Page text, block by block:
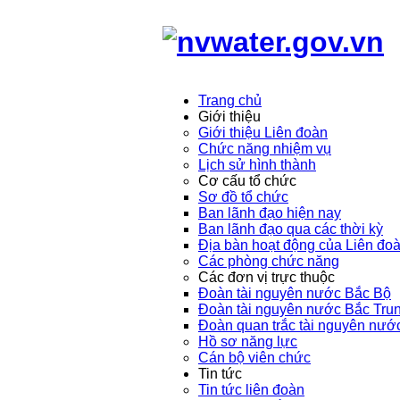
Trang chủ
Giới thiệu
Giới thiệu Liên đoàn
Chức năng nhiệm vụ
Lịch sử hình thành
Cơ cấu tổ chức
Sơ đồ tổ chức
Ban lãnh đạo hiện nay
Ban lãnh đạo qua các thời kỳ
Địa bàn hoạt động của Liên
Các phòng chức năng
Các đơn vị trực thuộc
Đoàn tài nguyên nước Bắc Bộ
Đoàn tài nguyên nước Bắc
Đoàn quan trắc tài nguyên
Hồ sơ năng lực
Cán bộ viên chức
Tin tức
Tin tức liên đoàn